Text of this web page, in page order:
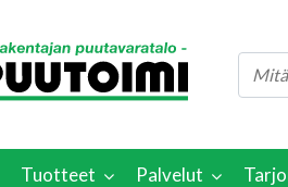
Tuotteet Palvelut